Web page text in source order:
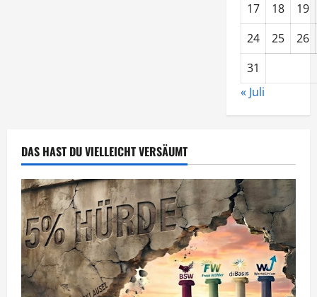
17
18
19
24
25
26
31
« Juli
DAS HAST DU VIELLEICHT VERSÄUMT